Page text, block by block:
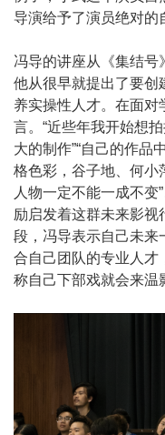
导演给予了演员绝对的
冯导的讲座从《集结号
他从很早就提出了要创
养实操性人才。在面对
言。“近些年我开始想
大的制作”“自己的作品
格色彩，谷子地、何小
人物一定不能一成不
励启发着这群未来影视
段，冯导表示自己未来
合自己团队的专业人才
称自己下部戏就会来温